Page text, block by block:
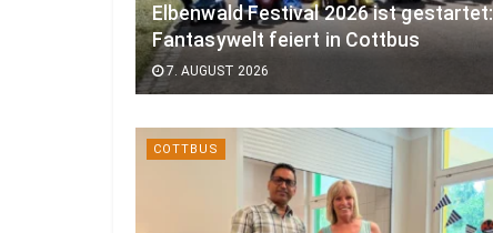
Elbenwald Festival 2026 ist gestartet:
Fantasywelt feiert in Cottbus
7. AUGUST 2026
COTTBUS